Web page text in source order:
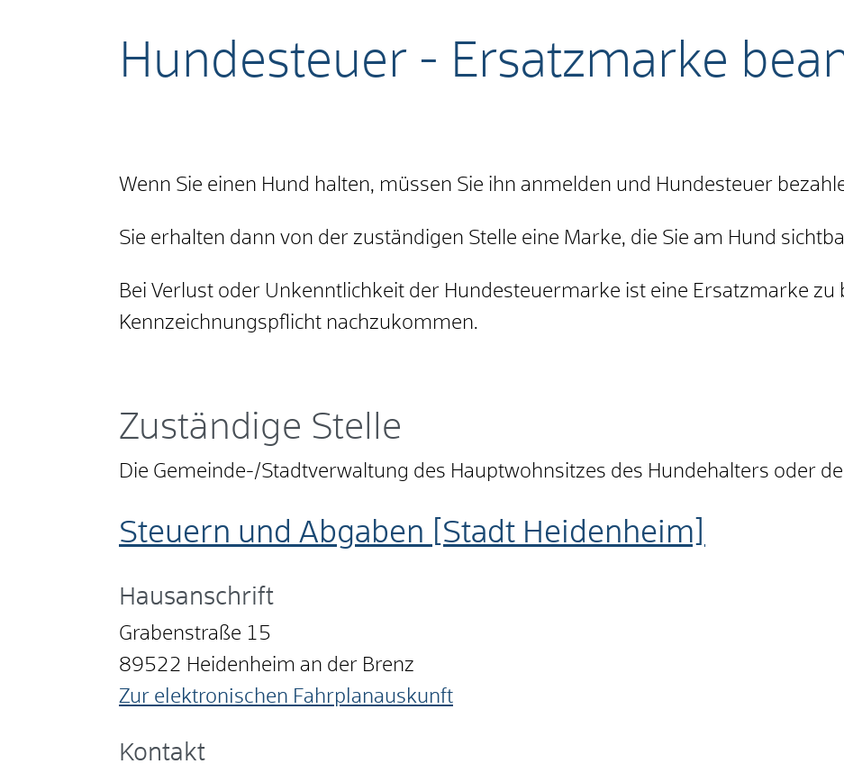
Hundesteuer - Ersatzmarke
Wenn Sie einen Hund halten, müssen Sie ihn anmelden und Hundesteuer
Sie erhalten dann von der zuständigen Stelle eine Marke, die Sie am Hund
Bei Verlust oder Unkenntlichkeit der Hundesteuermarke ist eine Ersatzmarke zu
Kennzeichnungspflicht nachzukommen.
Zuständige Stelle
Die Gemeinde-/Stadtverwaltung des Hauptwohnsitzes des Hundehalters oder
Steuern und Abgaben [Stadt Heidenheim]
Hausanschrift
Grabenstraße 15
89522 Heidenheim an der Brenz
Zur elektronischen Fahrplanauskunft
Kontakt